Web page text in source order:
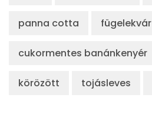
panna cotta fügelekvár
cukormentes banánkenyér
körözött tojásleves